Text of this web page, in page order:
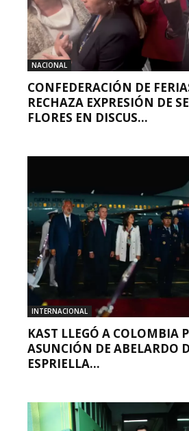
NACIONAL
CONFEDERACIÓN DE
RECHAZA EXPRESIÓN DE
FLORES EN DISCUS...
INTERNACIONAL
KAST LLEGÓ A COLOMBIA
ASUNCIÓN DE ABELARDO
ESPRIELLA...